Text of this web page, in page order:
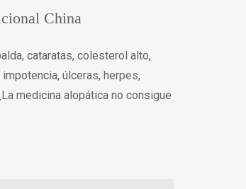
China
cataratas, colesterol alto,
úlceras, herpes,
medicina alopática no consigue